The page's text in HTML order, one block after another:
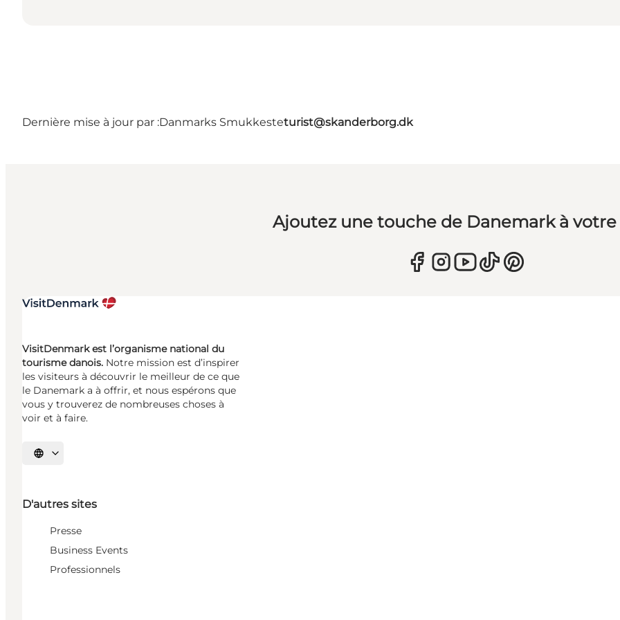
Dernière mise à jour par :Danmarks Smukkesteturist@skanderborg.dk
Ajoutez une touche de Danemark à
VisitDenmark est l’organisme national du
tourisme danois. Notre mission est d’inspirer
les visiteurs à découvrir le meilleur de ce que
le Danemark a à offrir, et nous espérons que
vous y trouverez de nombreuses choses à
voir et à faire.
Choisissez la langue
D'autres sites
Presse
Business Events
Professionnels